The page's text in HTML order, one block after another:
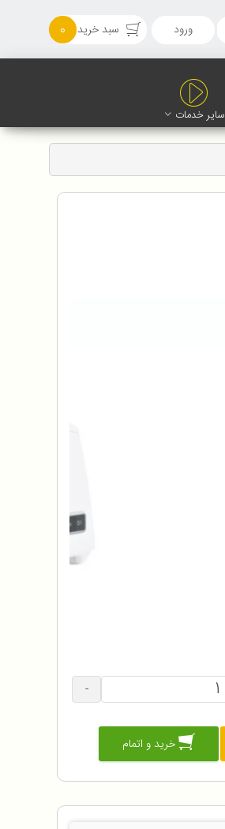
ورود سبد خرید 0
سایر خدمات
-
خرید و اتمام